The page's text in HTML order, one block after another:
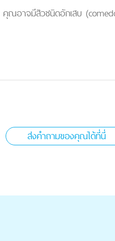
ณอาจมีสิวชนิดอักเสบ
ส่งคำถามของคุณได้ที่นี่